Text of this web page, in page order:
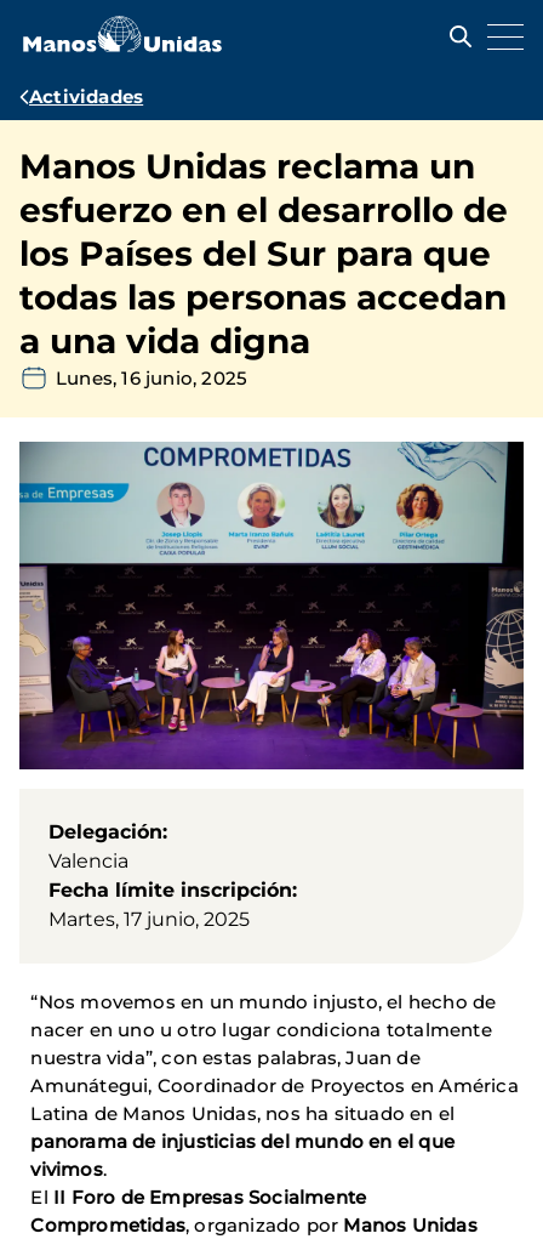
contenido
Ruta
navegación
Actividades
Manos Unidas reclama un
esfuerzo en el desarrollo de
los Países del Sur para que
todas las personas accedan
a una vida digna
Lunes, 16 junio, 2025
Delegación
Valencia
Fecha límite inscripción
Martes, 17 junio, 2025
“Nos movemos en un mundo injusto, el hecho de
nacer en uno u otro lugar condiciona totalmente
nuestra vida”, con estas palabras, Juan de
Amunátegui, Coordinador de Proyectos en América
Latina de Manos Unidas, nos ha situado en el
panorama de injusticias del mundo en el que
vivimos.
El II Foro de Empresas Socialmente
Comprometidas, organizado por Manos Unidas